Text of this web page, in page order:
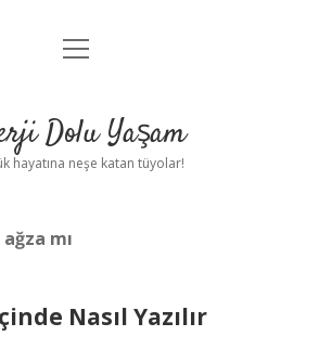
Anasayfa
Yasal Uyarı
menüyü
Dolu Yaşam
hayatına neşe katan tüyolar!
ağza mı
Nasıl Yazılır